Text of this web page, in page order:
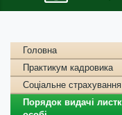
Головна
Практикум кадровика
Соціальне страхування
Порядок видачі